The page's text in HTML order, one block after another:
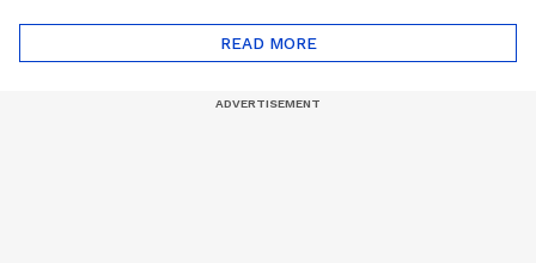
ഓട്ടോ ഡ്രൈവർക്ക്
CITU വിലക്ക് | Kochi
READ MORE